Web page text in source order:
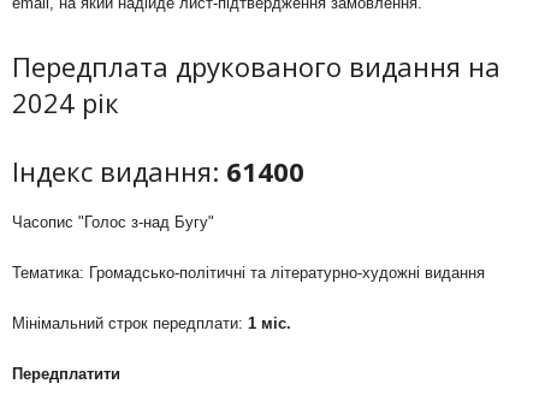
Передплата друкованого видання на
2024 рік
Індекс видання: 61400
Часопис "Голос з-над Бугу"
Тематика: Громадсько-політичні та літературно-художні видання
Мінімальний строк передплати: 1 міс.
Передплатити